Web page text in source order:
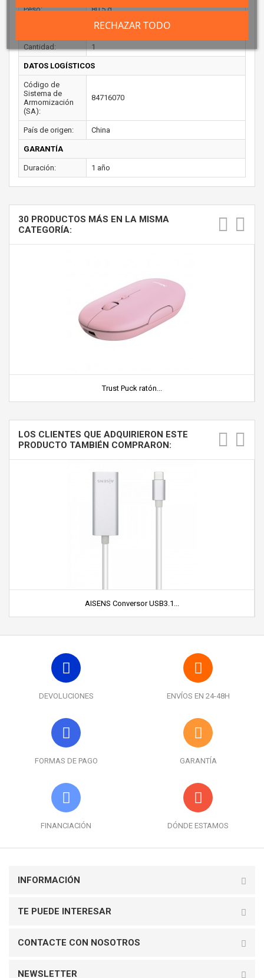
Peso: 80,5 g
Cantidad: 1
DATOS LOGÍSTICOS
Código de
Sistema de
Armomización
(SA):
84716070
País de origen: China
GARANTÍA
Duración: 1 año
30 PRODUCTOS MÁS EN LA MISMA
CATEGORÍA:
Trust Puck ratón...
LOS CLIENTES QUE ADQUIRIERON ESTE
PRODUCTO TAMBIÉN COMPRARON:
AISENS Conversor USB3.1...
DEVOLUCIONES ENVÍOS EN 24-48H
FORMAS DE PAGO GARANTÍA
FINANCIACIÓN DÓNDE ESTAMOS
INFORMACIÓN
TE PUEDE INTERESAR
CONTACTE CON NOSOTROS
NEWSLETTER
RECHAZAR TODO